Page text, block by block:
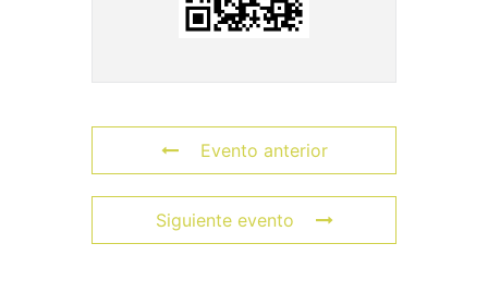
Evento anterior
Siguiente evento